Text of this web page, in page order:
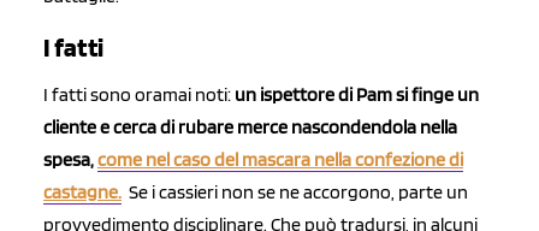
I fatti
I fatti sono oramai noti: un ispettore di Pam si finge un
cliente e cerca di rubare merce nascondendola nella
spesa,come nel caso del mascara nella confezione di
castagne. Se i cassieri non se ne accorgono, parte un
provvedimento disciplinare. Che può tradursi, in alcuni